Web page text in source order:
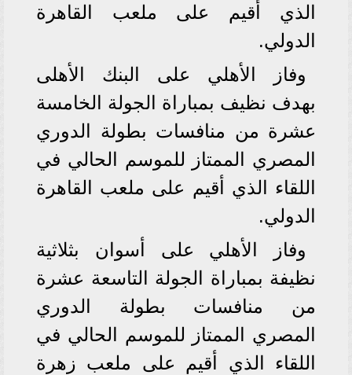
الذي أقيم على ملعب القاهرة
الدولي.
وفاز الأهلي على البنك الأهلى
بهدف نظيف بمباراة الجولة الخامسة
عشرة من منافسات بطولة الدوري
المصري الممتاز للموسم الحالي في
اللقاء الذي أقيم على ملعب القاهرة
الدولي.
وفاز الأهلي على أسوان بثلاثية
نظيفة بمباراة الجولة التاسعة عشرة
من منافسات بطولة الدوري
المصري الممتاز للموسم الحالي في
اللقاء الذي أقيم على ملعب زهرة